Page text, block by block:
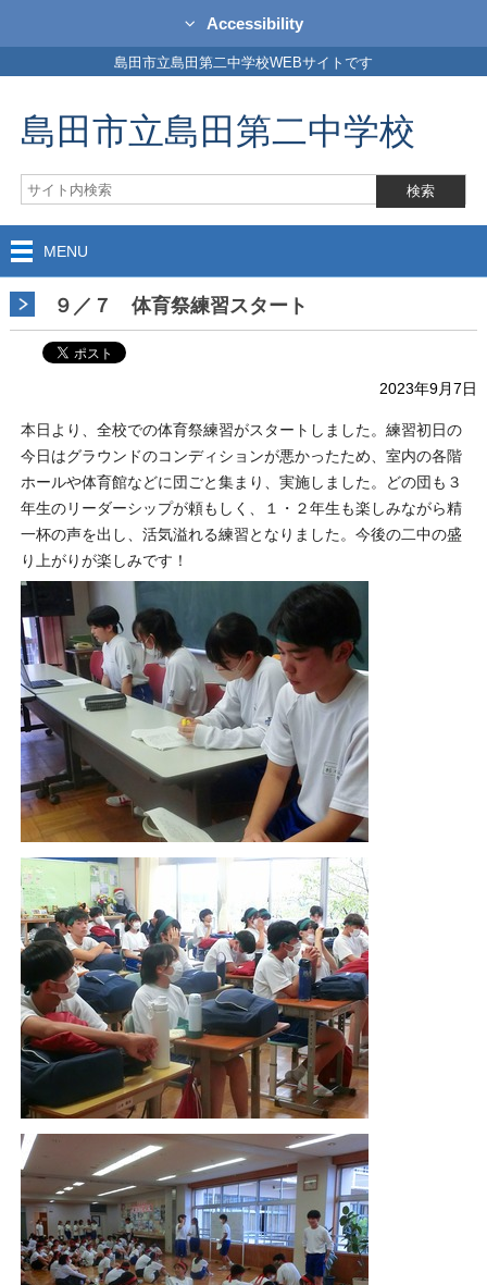
Accessibility
島田市立島田第二中学校WEBサイトです
島田市立島田第二中学校
MENU
９／７ 体育祭練習スタート
2023年9月7日
本日より、全校での体育祭練習がスタートしました。練習初日の
今日はグラウンドのコンディションが悪かったため、室内の各階
ホールや体育館などに団ごと集まり、実施しました。どの団も３
年生のリーダーシップが頼もしく、１・２年生も楽しみながら精
一杯の声を出し、活気溢れる練習となりました。今後の二中の盛
り上がりが楽しみです！